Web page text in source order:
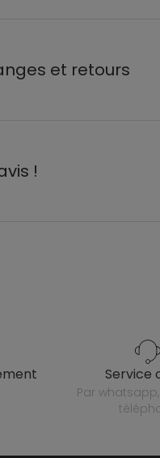
et retours
!
service
par whatsapp, e-mail ou